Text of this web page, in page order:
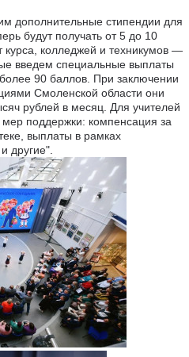
дополнительные стипендии для
будут получать от 5 до 10
курса, колледжей и техникумов —
введем специальные выплаты
90 баллов. При заключении
Смоленской области они
рублей в месяц. Для учителей
поддержки: компенсация за
выплаты в рамках
другие".